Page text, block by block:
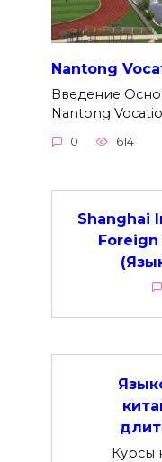
Nantong
Введение
Nantong
0 614
Shanghai
Курсы